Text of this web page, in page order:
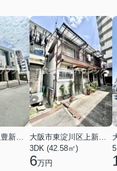
3DK (42.58㎡)
6万円